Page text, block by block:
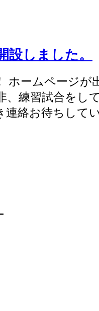
設しました。
ホームページが
練習試合をし
連絡お待ちして